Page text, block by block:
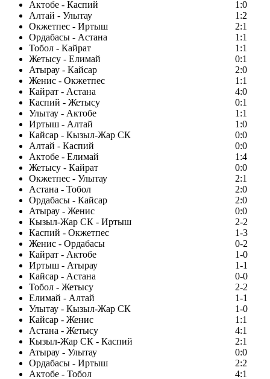
Актобе - Каспий
1:0
Алтай - Улытау
1:2
Окжетпес - Иртыш
2:1
Ордабасы - Астана
1:1
Тобол - Кайрат
1:1
Жетысу - Елимай
0:1
Атырау - Кайсар
2:0
Женис - Окжетпес
1:1
Кайрат - Астана
4:0
Каспий - Жетысу
0:1
Улытау - Актобе
1:1
Иртыш - Алтай
1:0
Кайсар - Кызыл-Жар СК
0:0
Алтай - Каспий
0:0
Актобе - Елимай
1:4
Жетысу - Кайрат
0:0
Окжетпес - Улытау
2:1
Астана - Тобол
2:0
Ордабасы - Кайсар
2:0
Атырау - Женис
0:0
Кызыл-Жар СК - Иртыш
2-2
Каспий - Окжетпес
1-3
Женис - Ордабасы
0-2
Кайрат - Актобе
1-0
Иртыш - Атырау
1-1
Кайсар - Астана
0-0
Тобол - Жетысу
2-2
Елимай - Алтай
1-1
Улытау - Кызыл-Жар СК
1-0
Кайсар - Женис
1:1
Астана - Жетысу
4:1
Кызыл-Жар СК - Каспий
2:1
Атырау - Улытау
0:0
Ордабасы - Иртыш
2:2
Актобе - Тобол
4:1